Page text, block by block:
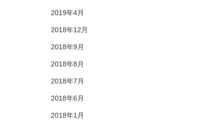
2019年4月
2018年12月
2018年9月
2018年8月
2018年7月
2018年6月
2018年1月